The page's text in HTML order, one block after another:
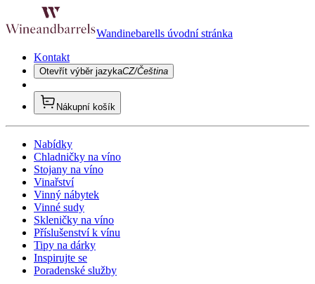
Wandinebarells úvodní stránka
Kontakt
Otevřít výběr jazykaCZ/Čeština
Nákupní košík
Nabídky
Chladničky na víno
Stojany na víno
Vinařství
Vinný nábytek
Vinné sudy
Skleničky na víno
Příslušenství k vínu
Tipy na dárky
Inspirujte se
Poradenské služby